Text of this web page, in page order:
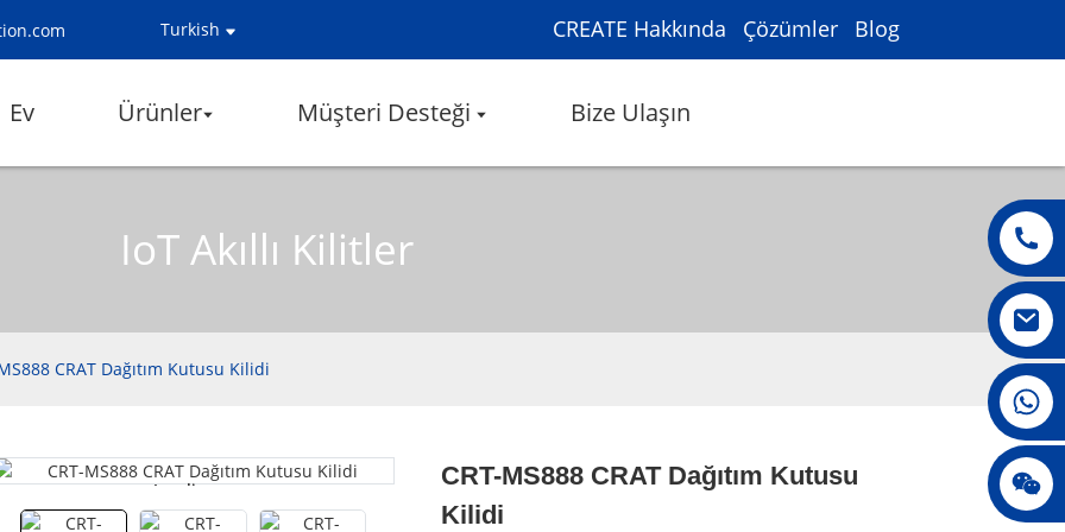
Turkish CREATE Hakkında Çözümler Blog
Ev Ürünler Müşteri Desteği Bize Ulaşın
jenny010678
IoT Akıllı Kilitler
CRAT Dağıtım Kutusu Kilidi
Loading...
Loading... Loading...
Loading... Loading...
Loading...
CRT-MS888 CRAT Dağıtım Kutusu
Kilidi